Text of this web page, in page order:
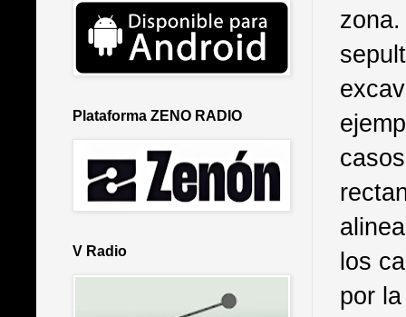
los
por
Plataforma ZENO RADIO
V Radio